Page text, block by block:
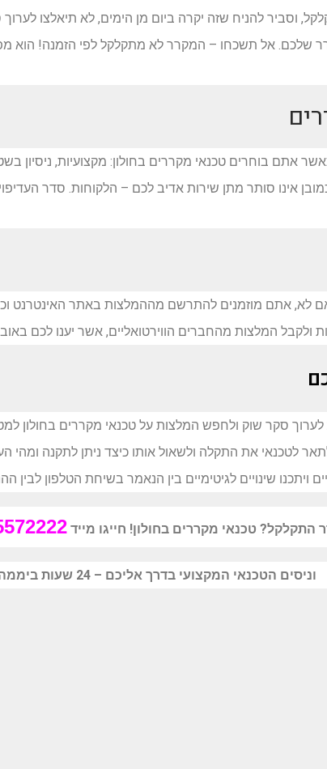
וסביר להניח שזה יקרה ביום מן הימים, לא תיאלצו
שלכם. אל תשכחו – המקרר לא מתקלקל לפי הזמנה! הוא
בוחרים טכנאי מקררים בחולון: מקצועיות, ניסיון
אינו סותר מתן שירות אדיב לכם – הלקוחות. סדר
אתם מוזמנים להתרשם מההמלצות באתר האינטרנט
המלצות מהחברים הווירטואליים, אשר יענו לכם
סקר שוק ולחפש המלצות על טכנאי מקררים בחולון
לטכנאי את התקלה ולשאול אותו כיצד ניתן לתקנה
שינויים לגיטימיים בין הנאמר בשיחת הטלפון לבין
התקלקל? טכנאי מקררים בחולון! חייגו מייד
וניסים הטכנאי המקצועי בדרך אליכם – 24 שעות ביממה!